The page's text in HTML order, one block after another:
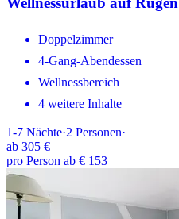
Doppelzimmer
4-Gang-Abendessen
Wellnessbereich
4 weitere Inhalte
1-7 Nächte·2 Personen·
ab 305 €
pro Person ab € 153